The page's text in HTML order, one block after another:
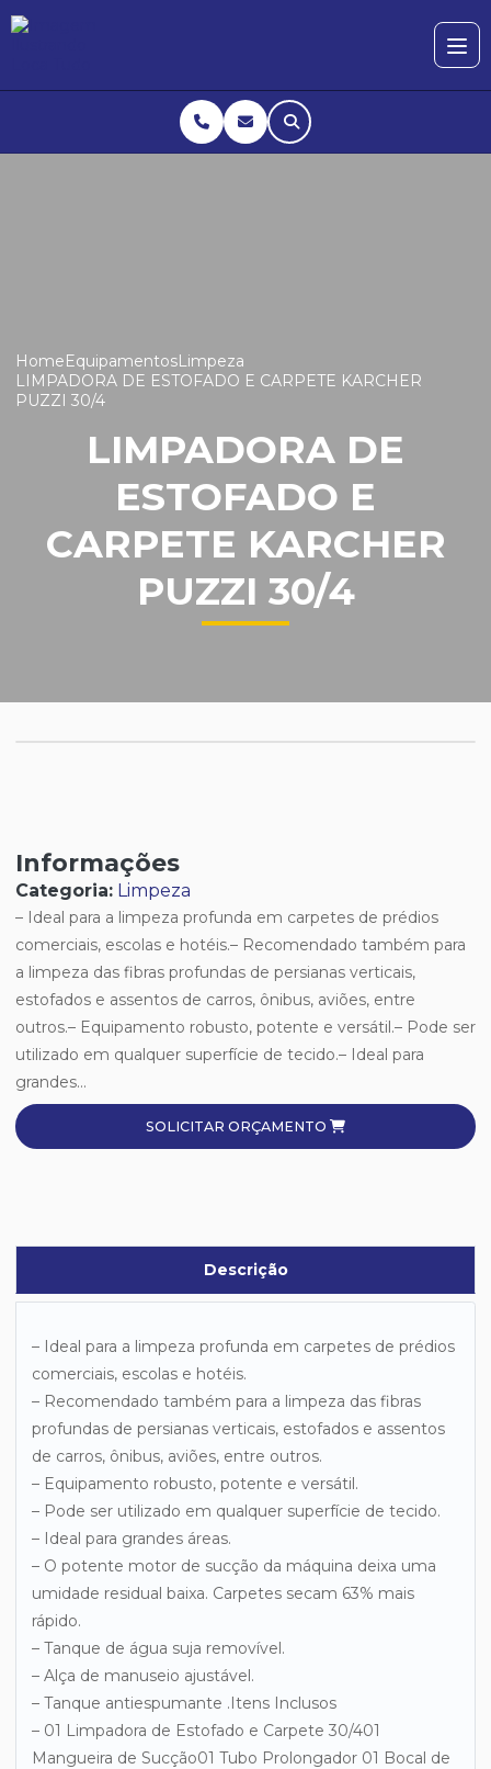
HomeEquipamentosLimpeza
LIMPADORA DE ESTOFADO E CARPETE KARCHER
PUZZI 30/4
LIMPADORA DE
ESTOFADO E
CARPETE KARCHER
PUZZI 30/4
Informações
Categoria: Limpeza
– Ideal para a limpeza profunda em carpetes de prédios
comerciais, escolas e hotéis.– Recomendado também para
a limpeza das fibras profundas de persianas verticais,
estofados e assentos de carros, ônibus, aviões, entre
outros.– Equipamento robusto, potente e versátil.– Pode ser
utilizado em qualquer superfície de tecido.– Ideal para
grandes...
SOLICITAR ORÇAMENTO
Descrição
– Ideal para a limpeza profunda em carpetes de prédios
comerciais, escolas e hotéis.
– Recomendado também para a limpeza das fibras
profundas de persianas verticais, estofados e assentos
de carros, ônibus, aviões, entre outros.
– Equipamento robusto, potente e versátil.
– Pode ser utilizado em qualquer superfície de tecido.
– Ideal para grandes áreas.
– O potente motor de sucção da máquina deixa uma
umidade residual baixa. Carpetes secam 63% mais
rápido.
– Tanque de água suja removível.
– Alça de manuseio ajustável.
– Tanque antiespumante .Itens Inclusos
– 01 Limpadora de Estofado e Carpete 30/401
Mangueira de Sucção01 Tubo Prolongador 01 Bocal de